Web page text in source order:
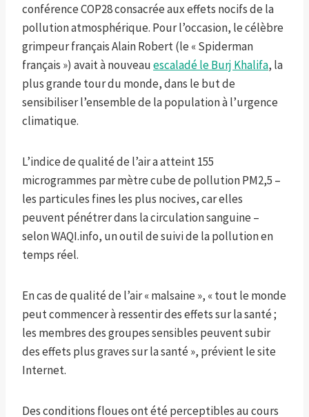
conférence COP28 consacrée aux effets nocifs de la
pollution atmosphérique. Pour l’occasion, le célèbre
grimpeur français Alain Robert (le « Spiderman
français ») avait à nouveauescaladé le Burj Khalifa, la
plus grande tour du monde, dans le but de
sensibiliser l’ensemble de la population à l’urgence
climatique.
L’indice de qualité de l’air a atteint 155
microgrammes par mètre cube de pollution PM2,5 –
les particules fines les plus nocives, car elles
peuvent pénétrer dans la circulation sanguine –
selon WAQI.info, un outil de suivi de la pollution en
temps réel.
En cas de qualité de l’air « malsaine », « tout le monde
peut commencer à ressentir des effets sur la santé ;
les membres des groupes sensibles peuvent subir
des effets plus graves sur la santé », prévient le site
Internet.
Des conditions floues ont été perceptibles au cours